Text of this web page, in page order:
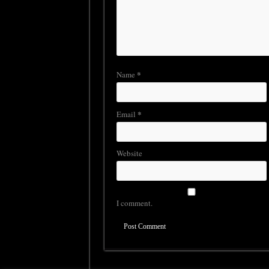
Name *
Email *
Website
I comment.